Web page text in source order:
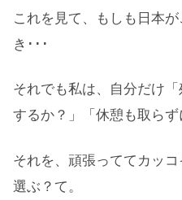
これを見て、もしも日本
き･･･
それでも私は、自分だけ
するか？」「休憩も取らず
それを、頑張っててカッ
選ぶ？て。